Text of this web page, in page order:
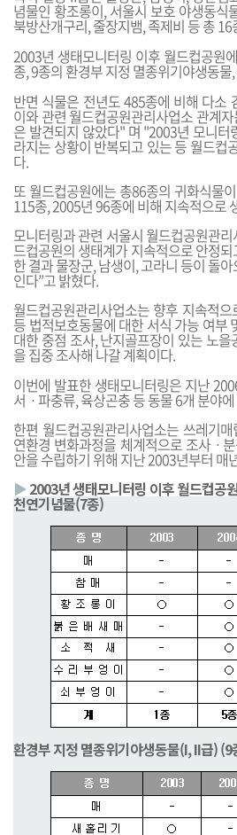
념물인 황조롱이, 서울시 보호 야생동식
북방산개구리, 줄장지뱀, 족제비 등 총
2003년 생태모니터링 이후 월드컵공원
종, 9종의 환경부 지정 멸종위기야생동
반면 식물은 전년도 485종에 비해 다소
이와 관련 월드컵공원관리사업소 관계
은 발견되지 않았다" 며 "2003년 모니
라지는 상황이 반복되고 있는 등 월드컵
다.
또 월드컵공원에는 총86종의 귀화식물
115종, 2005년 96종에 비해 지속적으로
모니터링과 관련 서울시 월드컵공원관
드컵공원의 생태계가 지속적으로 안정
한 결과 물장군, 남생이, 고라니 등이 돌
인다”고 밝혔다.
월드컵공원관리사업소는 향후 지속적
등 법적보호동물에 대한 서식 가능 여부
대한 중점 조사, 난지골프장이 있는 노
을 집중 조사해 나갈 계획이다.
이번에 발표한 생태모니터링은 지난
서ㆍ파충류, 육상곤충 등 동물 6개 분야
한편 월드컵공원관리사업소는 쓰레기
연환경 변화과정을 체계적으로 조사ㆍ
안을 수립하기 위해 지난 2003년부터 매
▶2003년 생태모니터링 이후 월드컵공
천연기념물(7종)
환경부 지정 멸종위기야생동물(I, II급) (9